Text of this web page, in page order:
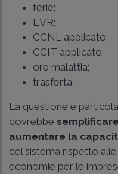
ferie;
EVR;
CCNL applicato;
CCIT applicato;
ore malattia;
trasferta.
La questione è
dovrebbe
aumentare la
del sistema rispetto
economie per le